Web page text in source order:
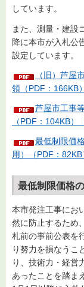
しています。
また、測量・建設
降に本市が入札公
設定しています。
（旧）芦屋
領（PDF：166KB
芦屋市工事
（PDF：104KB）
最低制限価
用）（PDF：
最低制限価格
本市発注工事にお
然に防止するため
札前の事前公表を
り努力を損なうこ
り、技術力・経営
あったことを踏ま